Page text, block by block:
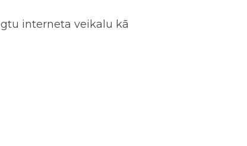
interneta veikalu kā